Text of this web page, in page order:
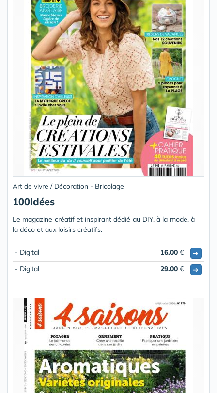
Art de vivre / Décoration - Bricolage
100Idées
Le magazine créatif et inspirant dédié au DIY, à la mode, à
la déco et aux loisirs créatifs.
- Digital 16.00 €
➔
- Digital
29.00 € ➔